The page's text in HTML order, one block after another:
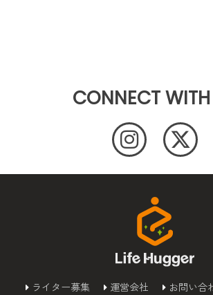
CONNECT
ライター募集 運営会社
お問い合